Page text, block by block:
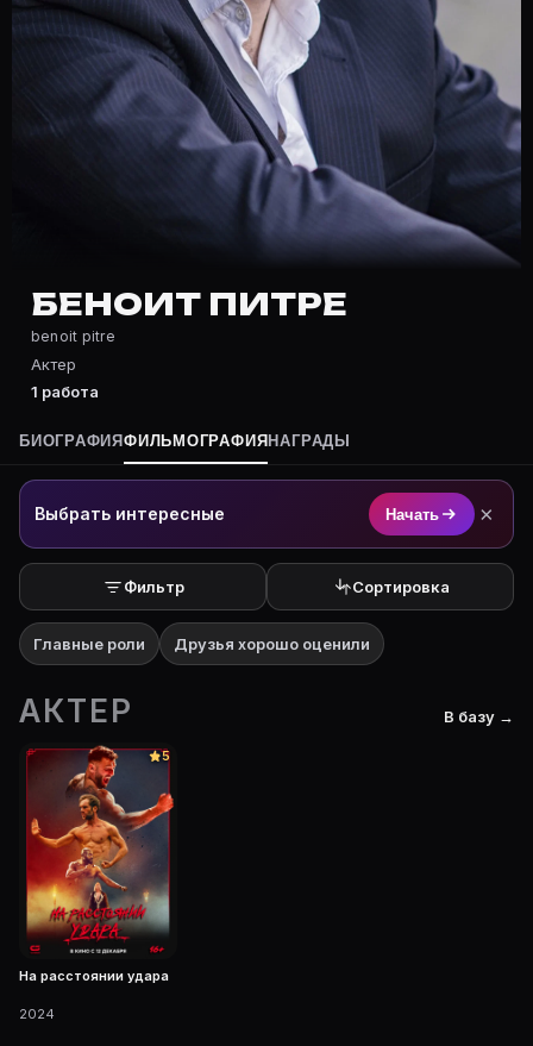
Частые вопросы о Беноит Питре
Где снимался Беноит Питре?
Фильмография Беноит Питре — на Movie Planner:
Какие фильмы снимал(а) Беноит Питре?
Полный список — на Movie Planner: https://movie-
Кто такой(ая) Беноит Питре?
Беноит Питре — Актер. Биография и роли на
Где открыть фильмографию Беноит Питре?
На Movie Planner: https://movie-planner.ru/s/
БЕНОИТ ПИТРЕ
benoit pitre
Актер
1 работа
БИОГРАФИЯФИЛЬМОГРАФИЯ НАГРАДЫ
Выбрать интересные Начать ×
Фильтр Сортировка
Главные роли Друзья хорошо оценили
АКТЕР В базу →
5
На расстоянии удара
2024